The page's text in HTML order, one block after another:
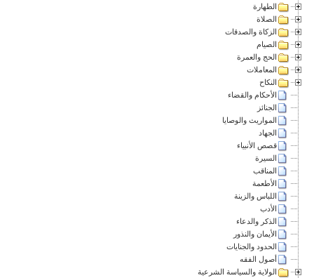
الطهارة
الصلاة
الزكاة والصدقات
الصيام
الحج والعمرة
المعاملات
النكاح
الأحكام والقضاء
الجنائز
المواريث والوصايا
الجهاد
قصص الأنبياء
السيرة
المناقب
الأطعمة
اللباس والزينة
الأدب
الذكر والدعاء
الأيمان والنذور
الحدود والجنايات
أصول الفقه
الولاية والسياسة الشرعية